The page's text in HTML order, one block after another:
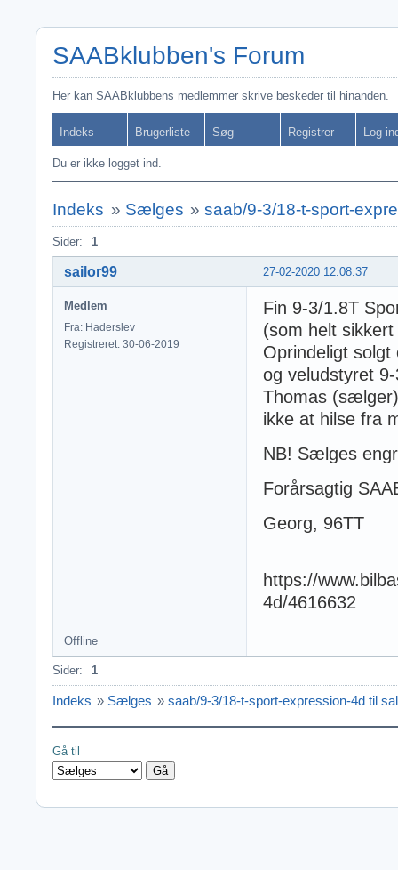
SAABklubben's Forum
Her kan SAABklubbens medlemmer skrive beskeder til hinanden.
Indeks Brugerliste Søg Registrer Log
Du er ikke logget ind.
Indeks » Sælges »saab/9-3/18-t-sport-
Sider: 1
27-02-2020 12:08:37
sailor99
Medlem
Fra: Haderslev
Registreret: 30-06-2019
Fin 9-3/1.8T
(som helt
Oprindeligt
og veludstyret
Thomas
ikke at hilse fra
NB! Sælges
Forårsagtig
Georg, 96TT
https://
4d/4616632
Offline
Sider: 1
Indeks » Sælges » saab/9-3/18-t-sport-expression-4d til
Gå til